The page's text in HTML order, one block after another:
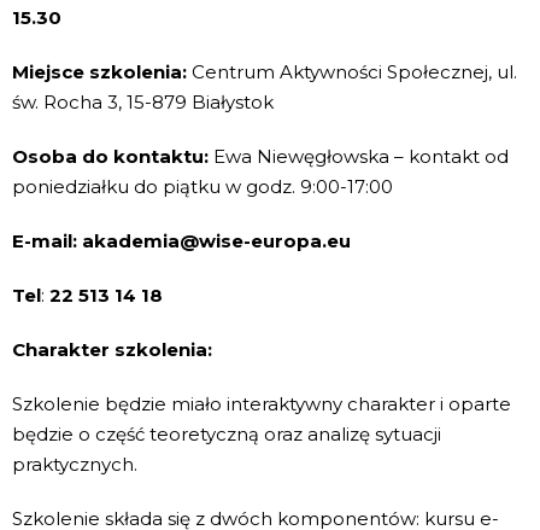
15.30
Miejsce szkolenia: Centrum Aktywności Społecznej, ul.
św. Rocha 3, 15-879 Białystok
Osoba do kontaktu: Ewa Niewęgłowska – kontakt od
poniedziałku do piątku w godz. 9:00-17:00
E-mail: akademia@wise-europa.eu
Tel: 22 513 14 18
Charakter szkolenia:
Szkolenie będzie miało interaktywny charakter i oparte
będzie o część teoretyczną oraz analizę sytuacji
praktycznych.
Szkolenie składa się z dwóch komponentów: kursu e-